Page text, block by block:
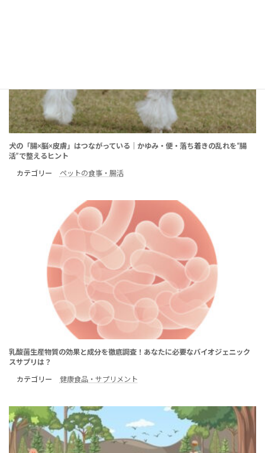
犬の「腸×脳×皮膚」はつながっている｜かゆみ・便・落ち着きの乱れを“腸
活”で整えるヒント
カテゴリー
ペットの食事・腸活
乳酸菌生産物質の効果と成分を徹底調査！あなたに必要なバイオジェニック
スサプリは？
カテゴリー
健康食品・サプリメント